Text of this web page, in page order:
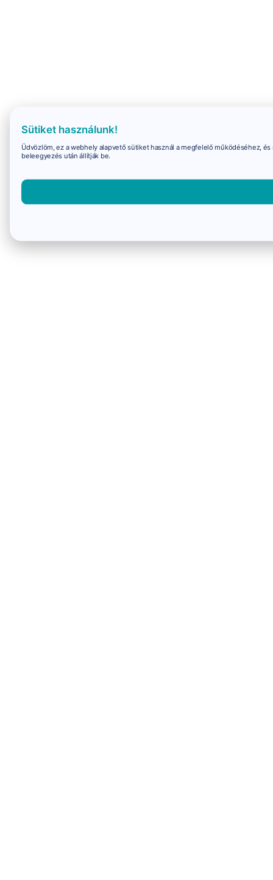
Sütiket használunk!
Üdvözlöm, ez a webhely alapvető sütiket használ a megfelelő működéséhez,
beleegyezés után állítják be.